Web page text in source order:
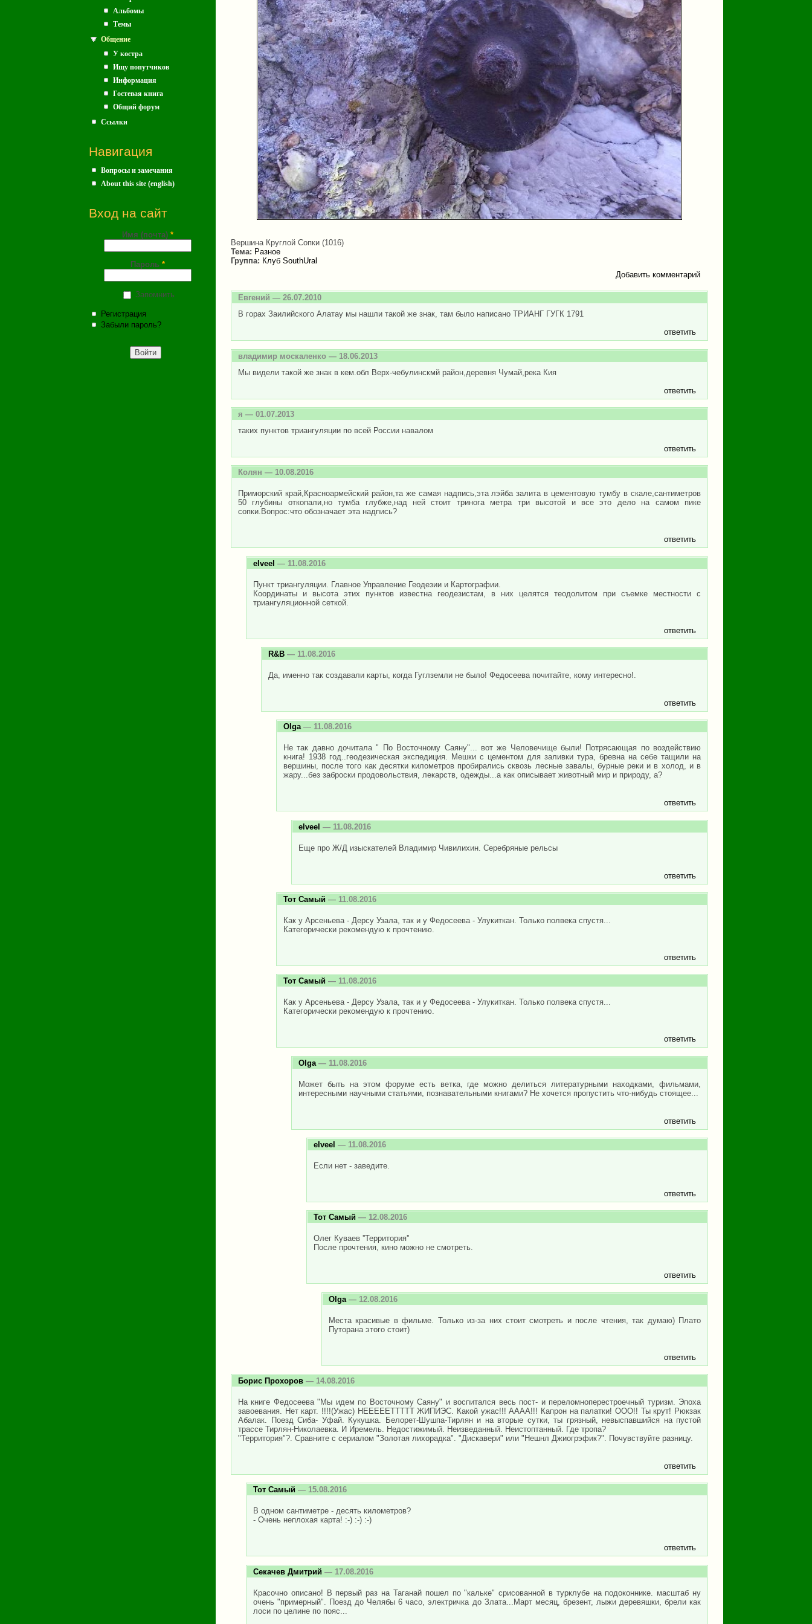
Альбомы
Темы
Общение
У костра
Ищу попутчиков
Информация
Гостевая книга
Общий форум
Ссылки
Навигация
Вопросы и замечания
About this site (english)
Вход на сайт
Имя (почта) *
Пароль *
Запомнить
Регистрация
Забыли пароль?
Вершина Круглой Сопки (1016)
Тема: Разное
Группа: Клуб SouthUral
Добавить комментарий
Евгений — 26.07.2010
В горах Заилийского Алатау мы нашли такой же знак, там было написано ТРИАНГ ГУГК 1791
ответить
владимир москаленко — 18.06.2013
Мы видели такой же знак в кем.обл Верх-чебулинскмй район,деревня Чумай,река Кия
ответить
я — 01.07.2013
таких пунктов триангуляции по всей России навалом
ответить
Колян — 10.08.2016
Приморский край,Красноармейский район,та же самая надпись,эта лэйба залита в цементовую тумбу в скале,сантиметров
50 глубины откопали,но тумба глубже,над ней стоит тринога метра три высотой и все это дело на самом пике
сопки.Вопрос:что обозначает эта надпись?
ответить
elveel — 11.08.2016
Пункт триангуляции. Главное Управление Геодезии и Картографии.
Координаты и высота этих пунктов известна геодезистам, в них целятся теодолитом при съемке местности с
триангуляционной сеткой.
ответить
R&B — 11.08.2016
Да, именно так создавали карты, когда Гуглземли не было! Федосеева почитайте, кому интересно!.
ответить
Olga— 11.08.2016
Не так давно дочитала " По Восточному Саяну"... вот же Человечище были! Потрясающая по воздействию
книга! 1938 год..геодезическая экспедиция. Мешки с цементом для заливки тура, бревна на себе тащили на
вершины, после того как десятки километров пробирались сквозь лесные завалы, бурные реки и в холод, и в
жару...без заброски продовольствия, лекарств, одежды...а как описывает животный мир и природу, а?
ответить
elveel — 11.08.2016
Еще про Ж/Д изыскателей Владимир Чивилихин. Серебряные рельсы
ответить
Тот Самый — 11.08.2016
Как у Арсеньева - Дерсу Узала, так и у Федосеева - Улукиткан. Только полвека спустя...
Категорически рекомендую к прочтению.
ответить
Тот Самый — 11.08.2016
Как у Арсеньева - Дерсу Узала, так и у Федосеева - Улукиткан. Только полвека спустя...
Категорически рекомендую к прочтению.
ответить
Olga — 11.08.2016
Может быть на этом форуме есть ветка, где можно делиться литературными находками, фильмами,
интересными научными статьями, познавательными книгами? Не хочется пропустить что-нибудь стоящее...
ответить
elveel — 11.08.2016
Если нет - заведите.
ответить
Тот Самый — 12.08.2016
Олег Куваев ''Территория''
После прочтения, кино можно не смотреть.
ответить
Olga — 12.08.2016
Места красивые в фильме. Только из-за них стоит смотреть и после чтения, так думаю) Плато
Путорана этого стоит)
ответить
Борис Прохоров — 14.08.2016
На книге Федосеева "Мы идeм по Восточному Саяну" и воспитался весь пост- и переломноперестроечный туризм. Эпоха
завоевания. Нет карт. !!!!(Ужас) НЕЕЕЕЕТТТТТ ЖИПИЭС. Какой ужас!!! АААА!!! Капрон на палатки! ООО!! Ты крут! Рюкзак
Абалак. Поезд Сиба- Уфай. Кукушка. Белорет-Шушпа-Тирлян и на вторые сутки, ты грязный, невыспавшийся на пустой
трассе Тирлян-Николаевка. И Иремель. Недостижимый. Неизведанный. Неистоптанный. Где тропа?
"Территория"?. Сравните с сериалом "Золотая лихорадка". "Дискавери" или "Нешнл Джиогрэфик?". Почувствуйте разницу.
ответить
Тот Самый — 15.08.2016
В одном сантиметре - десять километров?
- Очень неплохая карта! :-) :-) :-)
ответить
Секачев Дмитрий — 17.08.2016
Красочно описано! В первый раз на Таганай пошел по "кальке" срисованной в турклубе на подоконнике. масштаб ну
очень "примерный". Поезд до Челябы 6 часо, электричка до Злата...Март месяц, брезент, лыжи деревяшки, брели как
лоси по целине по пояс...